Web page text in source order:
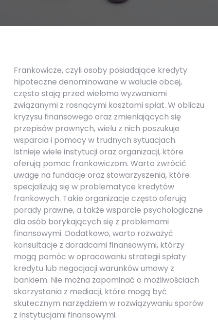
Frankowicze, czyli osoby posiadające kredyty
hipoteczne denominowane w walucie obcej,
często stają przed wieloma wyzwaniami
związanymi z rosnącymi kosztami spłat. W obliczu
kryzysu finansowego oraz zmieniających się
przepisów prawnych, wielu z nich poszukuje
wsparcia i pomocy w trudnych sytuacjach.
Istnieje wiele instytucji oraz organizacji, które
oferują pomoc frankowiczom. Warto zwrócić
uwagę na fundacje oraz stowarzyszenia, które
specjalizują się w problematyce kredytów
frankowych. Takie organizacje często oferują
porady prawne, a także wsparcie psychologiczne
dla osób borykających się z problemami
finansowymi. Dodatkowo, warto rozważyć
konsultacje z doradcami finansowymi, którzy
mogą pomóc w opracowaniu strategii spłaty
kredytu lub negocjacji warunków umowy z
bankiem. Nie można zapominać o możliwościach
skorzystania z mediacji, które mogą być
skutecznym narzędziem w rozwiązywaniu sporów
z instytucjami finansowymi.